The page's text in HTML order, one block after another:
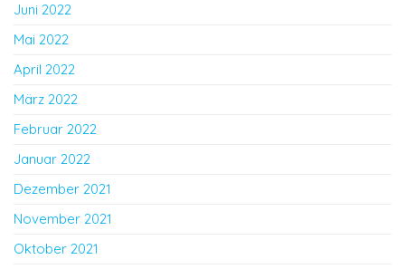
Juni 2022
Mai 2022
April 2022
März 2022
Februar 2022
Januar 2022
Dezember 2021
November 2021
Oktober 2021